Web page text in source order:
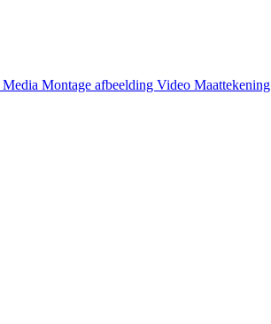
Media Montage afbeelding Video Maattekening